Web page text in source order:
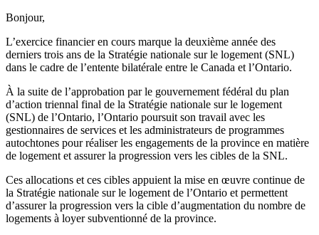
Bonjour,
L’exercice financier en cours marque la deuxième année des
derniers trois ans de la Stratégie nationale sur le logement (SNL)
dans le cadre de l’entente bilatérale entre le Canada et l’Ontario.
À la suite de l’approbation par le gouvernement fédéral du plan
d’action triennal final de la Stratégie nationale sur le logement
(SNL) de l’Ontario, l’Ontario poursuit son travail avec les
gestionnaires de services et les administrateurs de programmes
autochtones pour réaliser les engagements de la province en matière
de logement et assurer la progression vers les cibles de la SNL.
Ces allocations et ces cibles appuient la mise en œuvre continue de
la Stratégie nationale sur le logement de l’Ontario et permettent
d’assurer la progression vers la cible d’augmentation du nombre de
logements à loyer subventionné de la province.